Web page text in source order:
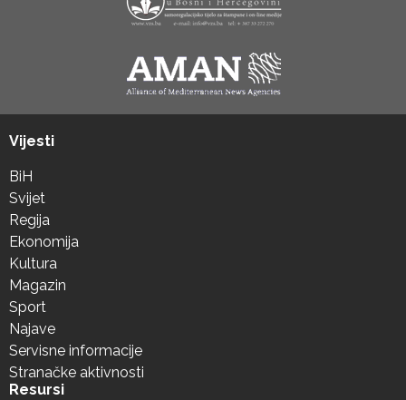
Vijesti
BiH
Svijet
Regija
Ekonomija
Kultura
Magazin
Sport
Najave
Servisne informacije
Stranačke aktivnosti
Resursi